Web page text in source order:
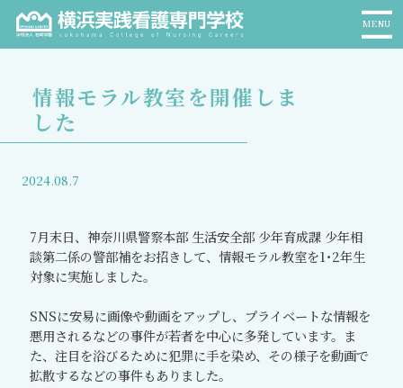
MENU
情報モラル教室を開催しま
した
2024.08.7
7月末日、神奈川県警察本部 生活安全部 少年育成課 少年相
談第二係の警部補をお招きして、情報モラル教室を1 ･2年生
対象に実施しました。
SNSに安易に画像や動画をアップし、プライベートな情報を
悪用されるなどの事件が若者を中心に多発しています。ま
た、注目を浴びるために犯罪に手を染め、その様子を動画で
拡散するなどの事件もありました。